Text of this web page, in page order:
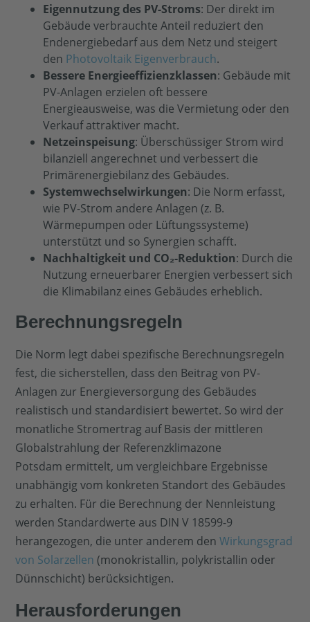
Eigennutzung des PV-Stroms: Der direkt im
Gebäude verbrauchte Anteil reduziert den
Endenergiebedarf aus dem Netz und steigert
den Photovoltaik Eigenverbrauch.
Bessere Energieeffizienzklassen: Gebäude mit
PV-Anlagen erzielen oft bessere
Energieausweise, was die Vermietung oder den
Verkauf attraktiver macht.
Netzeinspeisung: Überschüssiger Strom wird
bilanziell angerechnet und verbessert die
Primärenergiebilanz des Gebäudes.
Systemwechselwirkungen: Die Norm erfasst,
wie PV-Strom andere Anlagen (z. B.
Wärmepumpen oder Lüftungssysteme)
unterstützt und so Synergien schafft.
Nachhaltigkeit und CO₂-Reduktion: Durch die
Nutzung erneuerbarer Energien verbessert sich
die Klimabilanz eines Gebäudes erheblich.
Berechnungsregeln
Die Norm legt dabei spezifische Berechnungsregeln
fest, die sicherstellen, dass den Beitrag von PV-
Anlagen zur Energieversorgung des Gebäudes
realistisch und standardisiert bewertet. So wird der
monatliche Stromertrag auf Basis der mittleren
Globalstrahlung der Referenzklimazone
Potsdam ermittelt, um vergleichbare Ergebnisse
unabhängig vom konkreten Standort des Gebäudes
zu erhalten. Für die Berechnung der Nennleistung
werden Standardwerte aus DIN V 18599-9
herangezogen, die unter anderem denWirkungsgrad
von Solarzellen (monokristallin, polykristallin oder
Dünnschicht) berücksichtigen.
Herausforderungen